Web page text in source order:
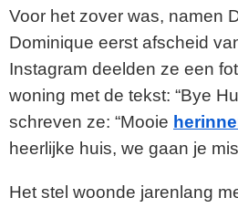
Voor het zover was, namen
Dominique eerst afscheid
Instagram deelden ze een
woning met de tekst: “Bye
schreven ze: “Mooie
heerlijke huis, we gaan je
Het stel woonde jarenlang